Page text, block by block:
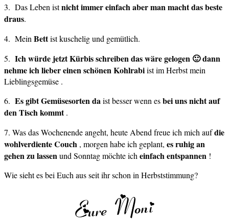
3. Das Leben istnicht immer einfach aber man macht das beste
draus.
4. Mein Bettist kuschelig und gemütlich.
5. Ich würde jetzt Kürbis schreiben das wäre gelogen 🙂 dann
nehme ich lieber einen schönen Kohlrabiist im Herbst mein
Lieblingsgemüse .
6. Es gibt Gemüsesorten daist besser wenn esbei uns nicht auf
den Tisch kommt.
7. Was das Wochenende angeht, heute Abend freue ich mich aufdie
wohlverdiente Couch , morgen habe ich geplant, es ruhig an
gehen zu lassenund Sonntag möchte ich einfach entspannen !
Wie sieht es bei Euch aus seit ihr schon in Herbststimmung?